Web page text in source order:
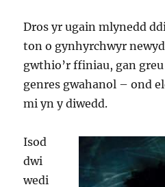
Dros yr ugain mlynedd
ton o gynhyrchwyr
gwthio’r ffiniau, gan
genres gwahanol – ond
mi yn y diwedd.
Isod
dwi
wedi